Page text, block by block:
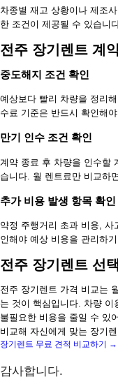
차종별 재고 상황이나 제조
한 조건이 제공될 수 있습니
전주 장기렌트 계
중도해지 조건 확인
예상보다 빨리 차량을 정리
수료 기준은 반드시 확인해
만기 인수 조건 확인
계약 종료 후 차량을 인수할
습니다. 월 렌트료만 비교하
추가 비용 발생 항목 확인
약정 주행거리 초과 비용,
인해야 예상 비용을 관리하
전주 장기렌트 선
전주 장기렌트 가격 비교는
는 것이 핵심입니다. 차량 이
불필요한 비용을 줄일 수 있
비교해 자신에게 맞는 장기
장기렌트 무료 견적 비교하기 →
감사합니다.